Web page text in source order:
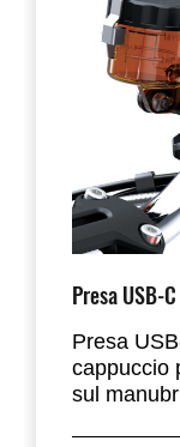
Presa USB-C
Presa
cappuccio
sul